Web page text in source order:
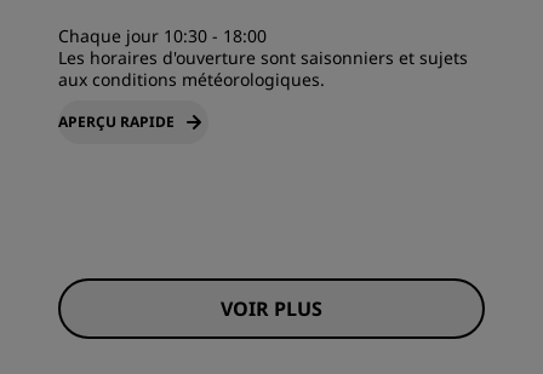
Chaque jour 10:30 - 18:00
Les horaires d'ouverture sont saisonniers et sujets
aux conditions météorologiques.
APERÇU RAPIDE
VOIR PLUS